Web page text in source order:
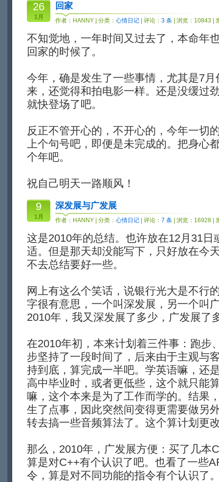
26
1月
回家
作者： HANNY | 分类： 心情日记 | 评论： 3 条 | 浏览：10843 |
不知觉地，一年时间又过去了，本命年
回家的时候了。
今年，确是发生了一些事情，尤其是7
来，还觉得和拍电影一样。还是没缓过
就快登场了吧。
反正不管开心的，不开心的，今年一切
上个句号吧，即便是未完成的。把身心
个年吧。
祝自己明天一路顺风！
9
1月
深发展与广发展
作者： HANNY | 分类： 心情日记 | 评论： 7 条 | 浏览：16928 |
这是2010年的总结。也许放在12月31日
适。但是那天却没能写下，只好放在今
不去总结要好一些。
网上有这么个笑话，说银行光大是不行
字很有意思，一个叫深发展，另一个叫
2010年，我又深发展了多少，广发展了
在2010年初，本来计划着三件事：跑步
步坚持了一段时间了，后来由于主观与
持到底，算完成一半吧。学英语嘛，还
高中毕业时，或者更低些，这个就只能
嘛，这个本来是为了工作而学的。结果
生了点事，因此突然间变得更需要做另
转去搞一些音频算法了。这个算计划更
那么，2010年，广发展方便：买了几本
算是对C++有个认识了吧。也看了一些
令，算是对不同功能的指令有个认识了